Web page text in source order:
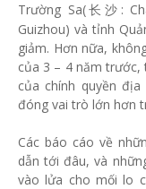
Trường Sa(长沙 :
Guizhou) và tỉnh
giảm. Hơn nữa,
của 3 – 4 năm
của chính quyền
đóng vai trò lớn hơn
Các báo cáo về
dẫn tới đâu, và
vào lửa cho mối lo